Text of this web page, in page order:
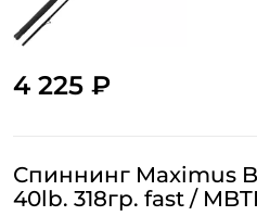
4 225 ₽
Спиннинг Maximus
40lb. 318гр. fast /